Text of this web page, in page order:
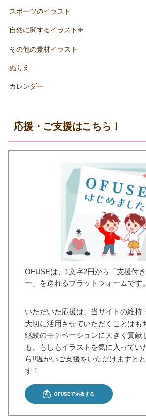
スポーツのイラスト
自然に関するイラスト
その他の素材イラスト
ぬりえ
カレンダー
応援・ご支援はこちら！
OFUSEは、1文字2円から「支援付
ー」を送れるプラットフォームです。
いただいた応援は、当サイトの維持
大切に活用させていただくことはも
継続のモチベーションに大きく貢献
も、もしもイラストを気に入ってい
ら!!温かいご支援をいただけますと
す！